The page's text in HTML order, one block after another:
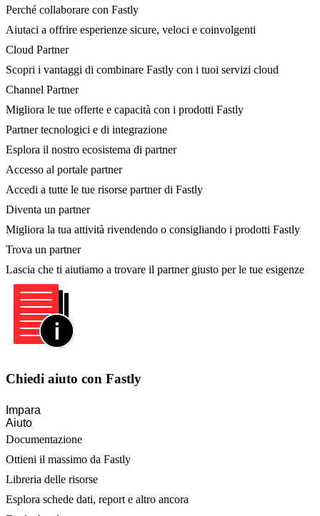
Perché collaborare con Fastly
Aiutaci a offrire esperienze sicure, veloci e coinvolgenti
Cloud Partner
Scopri i vantaggi di combinare Fastly con i tuoi servizi cloud
Channel Partner
Migliora le tue offerte e capacità con i prodotti Fastly
Partner tecnologici e di integrazione
Esplora il nostro ecosistema di partner
Accesso al portale partner
Accedi a tutte le tue risorse partner di Fastly
Diventa un partner
Migliora la tua attività rivendendo o consigliando i prodotti Fastly
Trova un partner
Lascia che ti aiutiamo a trovare il partner giusto per le tue esigenze
Chiedi aiuto con Fastly
Impara
Aiuto
Documentazione
Ottieni il massimo da Fastly
Libreria delle risorse
Esplora schede dati, report e altro ancora